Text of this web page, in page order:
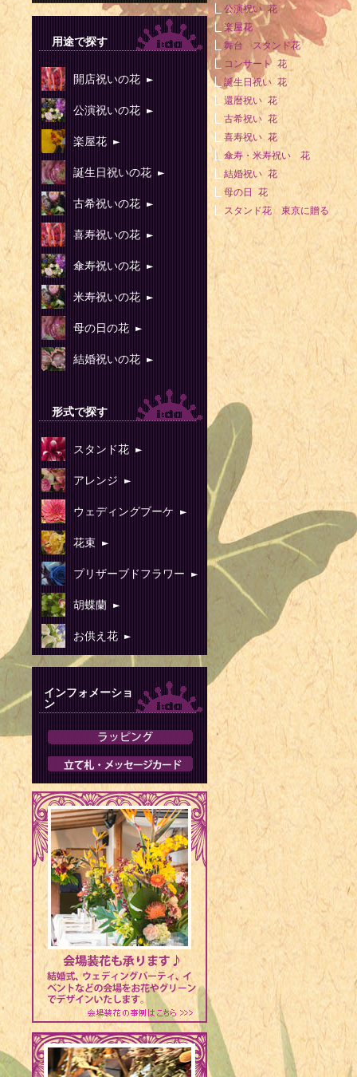
1940年 - キ
ィギュアス
1941年 - あ
1941年 - 川
1945年 - 中
1945年 - 青
1946年 - デ
1948年 - 加
1949年 - 渡
1949年 - 斯
1954年 - 古
1954年 - 松
1955年 - 太
1955年 - 桜
ALFEE）
1958年 - 天
1956年 - 座
1987年）
1960年 - ウ
1961年 - 上
倶楽部）
1961年 - 浜
ャスター
1962年 - 玉
1962年 -
1963年 - イ
1964年 - 南
1964年 - 藤
1964年 - 金
1965年 - ケ
1966年 - 長
サー・声優
1967年 - 長
1968年 - 木
1969年 - ジ
2006年）
1969年 - 犬
1969年 - 吉
1971年 - ゲ
手・ピアニ
1971年 - 花
業家
公演祝い 花
楽屋花
舞台 スタンド花
コンサート 花
誕生日祝い 花
還暦祝い 花
古希祝い 花
喜寿祝い 花
傘寿・米寿祝い 花
結婚祝い 花
母の日 花
スタンド花 東京に贈る
用途で探す
開店祝いの花 ►
公演祝いの花 ►
楽屋花 ►
誕生日祝いの花 ►
古希祝いの花 ►
喜寿祝いの花 ►
傘寿祝いの花 ►
米寿祝いの花 ►
母の日の花 ►
結婚祝いの花 ►
形式で探す
スタンド花 ►
アレンジ ►
ウェディングブーケ ►
花束 ►
プリザーブドフラワー ►
胡蝶蘭 ►
お供え花 ►
インフォメーショ
ン